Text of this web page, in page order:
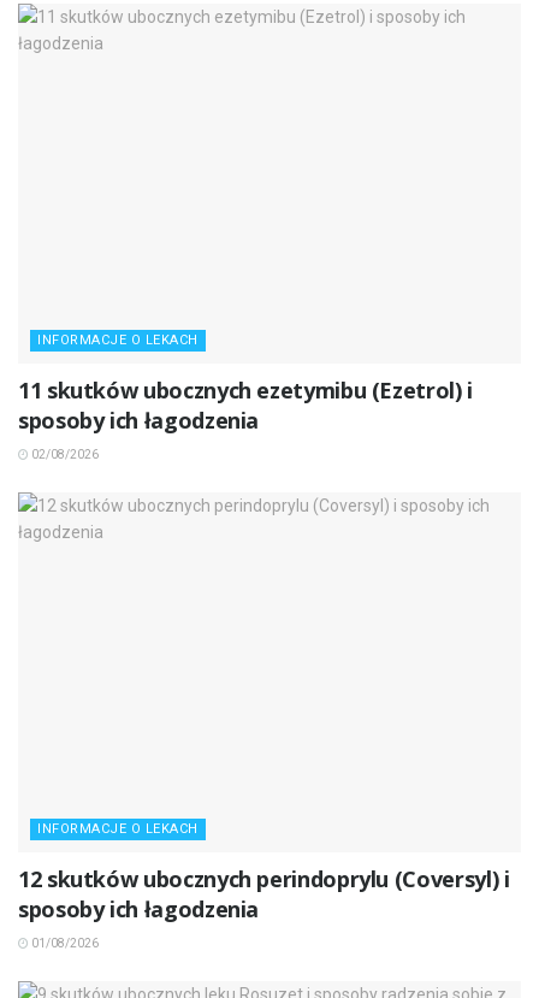
INFORMACJE O LEKACH
11 skutków ubocznych ezetymibu (Ezetrol) i
sposoby ich łagodzenia
02/08/2026
INFORMACJE O LEKACH
12 skutków ubocznych perindoprylu (Coversyl) i
sposoby ich łagodzenia
01/08/2026